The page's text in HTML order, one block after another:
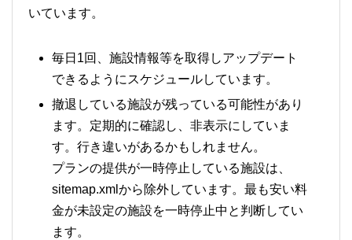
いています。
毎日1回、施設情報等を取得しアップデート
できるようにスケジュールしています。
撤退している施設が残っている可能性があり
ます。定期的に確認し、非表示にしていま
す。行き違いがあるかもしれません。
プランの提供が一時停止している施設は、
sitemap.xmlから除外しています。最も安い料
金が未設定の施設を一時停止中と判断してい
ます。